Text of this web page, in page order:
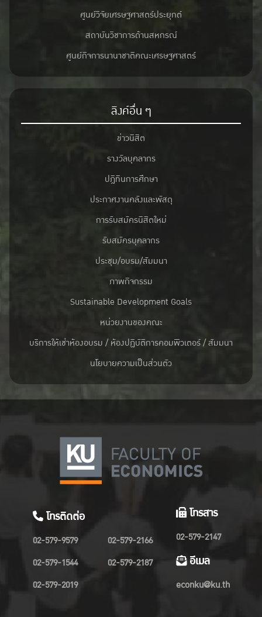
ศูนย์วิจัยเศรษฐศาสตร์ประยุกต์
สถาบันวิชาการด้านสหกรณ์
ศูนย์กิจการนานาชาติคณะเศรษฐศาสตร์
ลิงค์อื่น ๆ
ข่าวนิสิต
รางวัลบุคลากร
ปฎิทินการศึกษา
ประกาศงานคลังและพัสดุ
การรับสมัครนิสิตใหม่
รับสมัครบุคลากร
ประชุม/อบรม/สัมมนา
ภาพกิจกรรม
Sustainable Development Goals
หน่วยงานของคณะ
บริการให้เช่าห้องอบรม / ห้องปฏิบัติการคอมพิวเตอร์ / สัมมนา
นโยบายความเป็นส่วนตัว
โทรติดต่อ
02-579-9579
02-579-1544
02-579-2019
02-579-2166
02-579-2187
โทรสาร
02-579-2147
อีเมล
econku@ku.th